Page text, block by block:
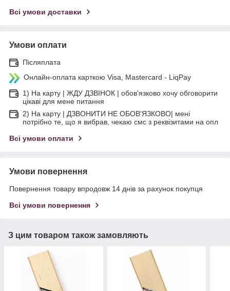
Всі умови доставки
Умови оплати
Післяплата
Онлайн-оплата карткою Visa, Mastercard - LiqPay
1) На карту | ЖДУ ДЗВІНОК | обов'язково хочу обговорити
цікаві для мене питання
2) На карту | ДЗВОНИТИ НЕ ОБОВ'ЯЗКОВО| мені
потрібно те, що я вибрав, чекаю смс з реквізитами на опл
Всі умови оплати
Умови повернення
Повернення товару впродовж 14 днів за рахунок покупця
Всі умови повернення
З цим товаром також замовляють